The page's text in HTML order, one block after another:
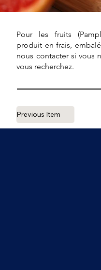
Pour les fruits
produit en frais,
nous contacter si vous
vous recherchez.
Previous Item